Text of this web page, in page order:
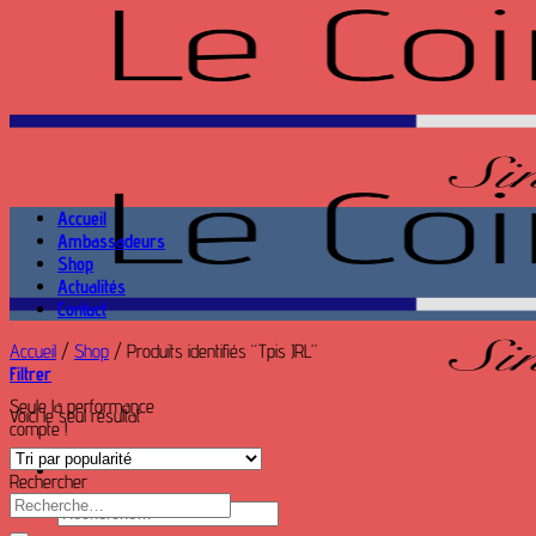
Seule la performance
compte !
Recherche
Accueil
Ambassadeurs
Shop
Actualités
Contact
Accueil / Shop / Produits identifiés “Tpis JRL”
Filtrer
Voici le seul résultat
Rechercher
Recherche
pour :